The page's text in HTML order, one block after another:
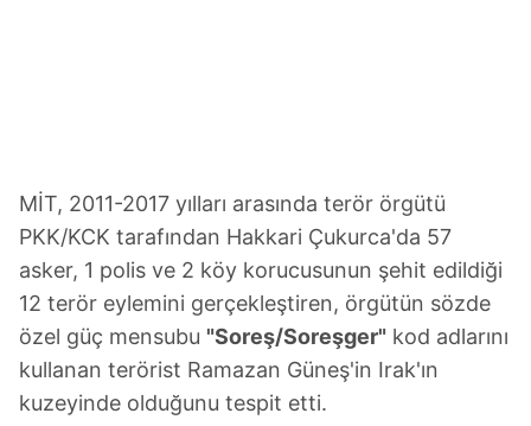
MİT, 2011-2017 yılları arasında terör örgütü
PKK/KCK tarafından Hakkari Çukurca'da 57
asker, 1 polis ve 2 köy korucusunun şehit edildiği
12 terör eylemini gerçekleştiren, örgütün sözde
özel güç mensubu "Soreş/Soreşger" kod adlarını
kullanan terörist Ramazan Güneş'in Irak'ın
kuzeyinde olduğunu tespit etti.